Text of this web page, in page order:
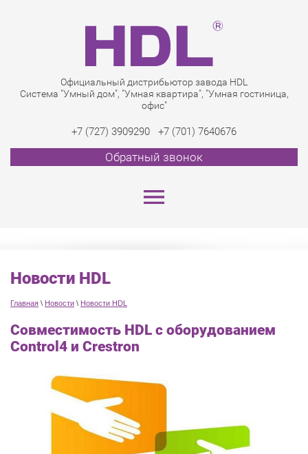
Официальный дистрибьютор завода HDL
Система "Умный дом", "Умная квартира", "Умная гостиница,
офис"
+7 (727) 3909290 +7 (701) 7640676
Обратный звонок
Новости HDL
Главная \ Новости \ Новости HDL
Совместимость HDL с оборудованием
Control4 и Crestron